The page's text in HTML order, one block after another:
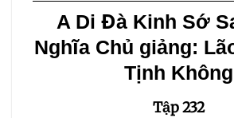
024 025 026
028 029
A Di Đà Kinh Sớ
Nghĩa Chủ giảng:
Tịnh Không
Tập 232